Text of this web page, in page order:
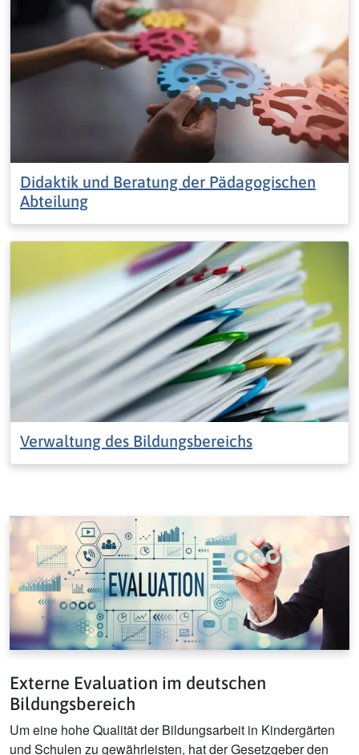
Didaktik und Beratung der Pädagogischen
Abteilung
Verwaltung des Bildungsbereichs
Externe Evaluation im deutschen
Bildungsbereich
Um eine hohe Qualität der Bildungsarbeit in Kindergärten
und Schulen zu gewährleisten, hat der Gesetzgeber den